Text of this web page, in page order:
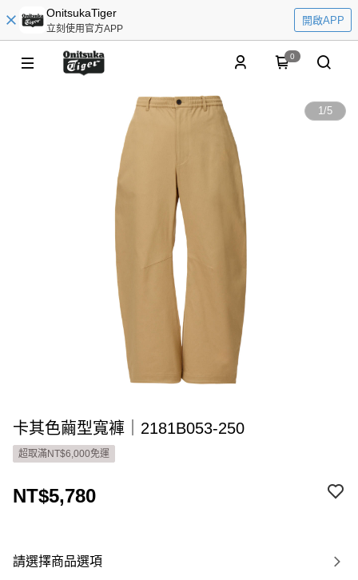
OnitsukaTiger
立刻使用官方APP
開啟APP
0
1/5
卡其色繭型寬褲｜2181B053-250
超取滿NT$6,000免運
NT$5,780
請選擇商品選項